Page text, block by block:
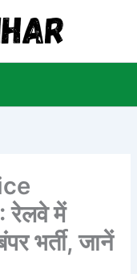
में
भर्ती, जानें